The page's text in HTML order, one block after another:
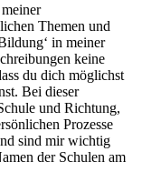
Themen und
in meiner
keine
du dich möglichst
Bei dieser
und Richtung,
Prozesse
sind mir wichtig
der Schulen am